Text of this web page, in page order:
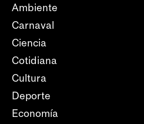
Ambiente
Carnaval
Ciencia
Cotidiana
Cultura
Deporte
Economía